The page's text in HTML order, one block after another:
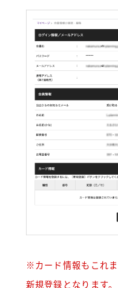
※カード情報もこれ
新規登録となります。